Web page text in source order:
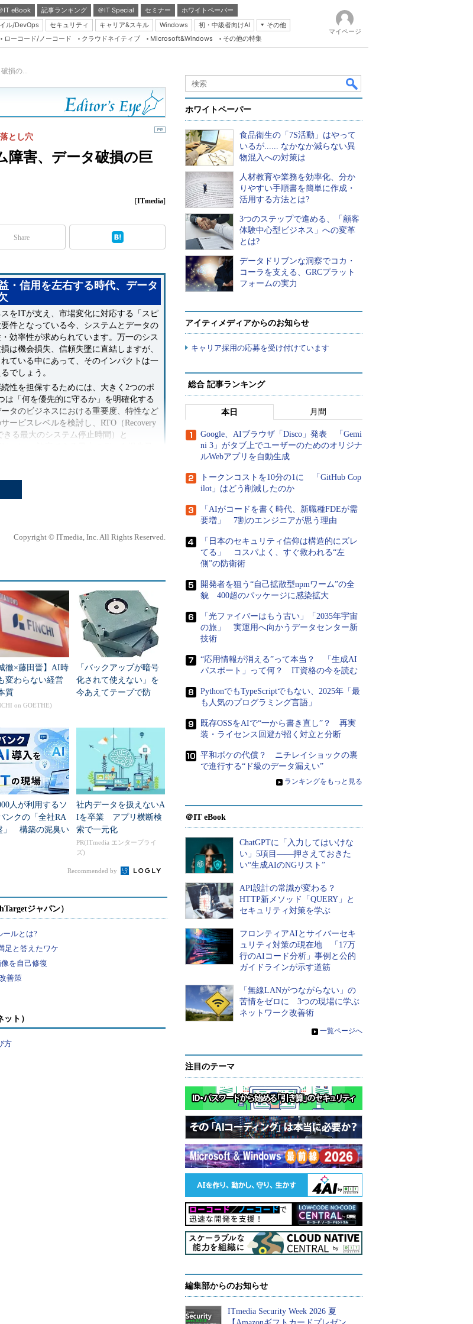
IT eBook 記事ランキング ＠IT Special セミナー
ホワイトペーパー
ル/DevOps セキュリティ キャリア&スキル Windows 初・中級者向けAI
その他
Server & Storage
Coding Edge
Java Agile
Database Expert
Linux ＆ OSS
Master of IP Network
Security & Trust
ローコード/ノーコード クラウドネイティブ Microsoft&Windows その他の特集
マイページ
損の...
障害、データ破損の巨
とし穴
[ITmedia]
Share
・信用を左右する時代、データ
をITが支え、市場変化に対応する「スピ
件となっている今、システムとデータの
効率性が求められています。万一のシス
は機会損失、信頼失墜に直結しますが、
ている中にあって、そのインパクトは一
でしょう。
性を担保するためには、大きく2つのポ
は「何を優先的に守るか」を明確化する
タのビジネスにおける重要度、特性など
ービスレベルを検討し、RTO（Recovery
きる最大のシステム停止時間）と
タ”を多くの企業が保有している上、仮想
りシステムが複雑化しています。また、
イロ化、属人化している例も少なくあり
べきものを守る」ためにはこうした状況
順の標準化・自動化なども含めた「全社
るのです。
社各様である以上、こうしたデータ保護
りません。ではコストにも制約がある中
最適な戦略を立てればよいのでしょうか？
ジネスは破綻する」「スタッフの生産性
ものは保護できない」「不必要な支払い
ータを一律に保護しようと思わない」
が挙げるこれら「5つの落とし穴」はそ
るもの。特に自社の現状を振り返りつつ
共感、発見を通じて「自社が採るべき戦
のではないでしょうか。
るべき5つの落とし穴
めのコンテンツです。
なんですぐにできないの？」事業部
からの強烈なプレッシャー
バックアップに時間なんてかけてられ
るデータ
Copyright © ITmedia, Inc. All Rights Reserved.
徹×藤田晋】AI時
変わらない経営
質
on GOETHE)
「バックアップが暗号
化されて使えない」を
今あえてテープで防
人が利用するソ
ンクの「全社RA
」 構築の泥臭い
社内データを扱えないA
Iを卒業 アプリ横断検
索で一元化
PR(ITmedia エンタープライ
ズ)
Recommended by
ト）
方
ホワイトペーパー
食品衛生の「7S活動」はやって
いるが...... なかなか減らない異
物混入への対策は
人材教育や業務を効率化、分か
りやすい手順書を簡単に作成・
活用する方法とは?
3つのステップで進める、「顧客
体験中心型ビジネス」への変革
とは?
データドリブンな洞察でコカ・
コーラを支える、GRCプラット
フォームの実力
アイティメディアからのお知らせ
キャリア採用の応募を受け付けています
総合 記事ランキング
本日 月間
Google、AIブラウザ「Disco」発表 「Gemi
ni 3」がタブ上でユーザーのためのオリジナ
ルWebアプリを自動生成
トークンコストを10分の1に 「GitHub Cop
ilot」はどう削減したのか
「AIがコードを書く時代、新職種FDEが需
要増」 7割のエンジニアが思う理由
「日本のセキュリティ信仰は構造的にズレ
てる」 コスパよく、すぐ救われる“左
側”の防衛術
開発者を狙う“自己拡散型npmワーム”の全
貌 400超のパッケージに感染拡大
「光ファイバーはもう古い」「2035年宇宙
の旅」 実運用へ向かうデータセンター新
技術
“応用情報が消える”って本当？ 「生成AI
パスポート」って何？ IT資格の今を読む
PythonでもTypeScriptでもない、2025年「最
も人気のプログラミング言語」
既存OSSをAIで“一から書き直し”？ 再実
装・ライセンス回避が招く対立と分断
平和ボケの代償？ ニチレイショックの裏
で進行する“ド級のデータ漏えい”
» ランキングをもっと見る
＠IT eBook
ChatGPTに「入力してはいけな
い」5項目――押さえておきた
い“生成AIのNGリスト”
API設計の常識が変わる？
HTTP新メソッド「QUERY」と
セキュリティ対策を学ぶ
フロンティアAIとサイバーセキ
ュリティ対策の現在地 「17万
行のAIコード分析」事例と公的
ガイドラインが示す道筋
「無線LANがつながらない」の
苦情をゼロに 3つの現場に学ぶ
ネットワーク改善術
» 一覧ページへ
注目のテーマ
編集部からのお知らせ
ITmedia Security Week 2026 夏